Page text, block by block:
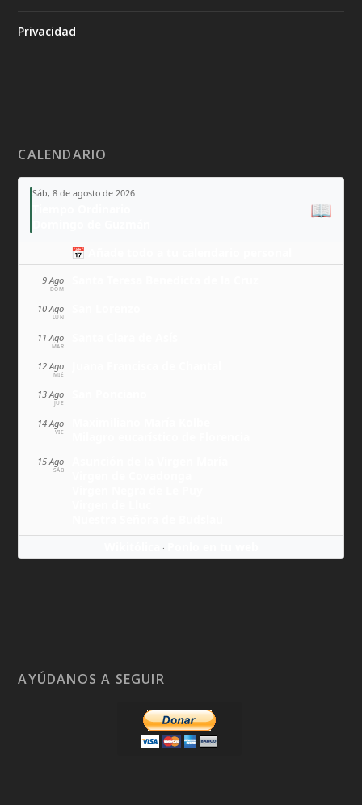
Privacidad
CALENDARIO
Sáb, 8 de agosto de 2026
📖
📅 Añade todo a tu calendario personal
9 Ago
DOM
10 Ago
LUN
11 Ago
MAR
12 Ago
MIÉ
13 Ago
JUE
14 Ago
VIE
15 Ago
SÁB
·
AYÚDANOS A SEGUIR